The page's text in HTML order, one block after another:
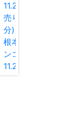
11.20
売りマンション(区
分) 千葉県松戸市
根本 松戸グリー
ンコーポ 4階
11.2坪